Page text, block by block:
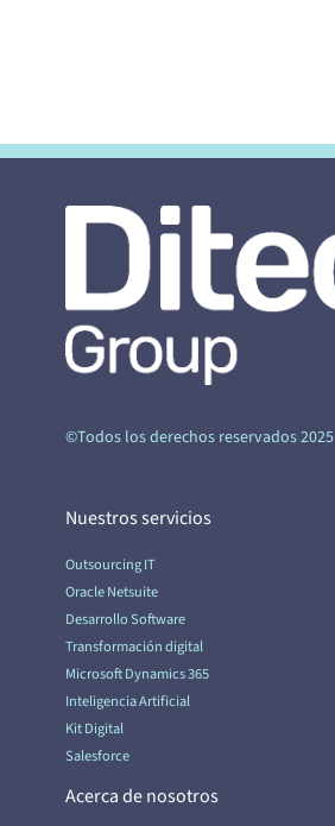
©Todos los derechos reservados 2025
Nuestros servicios
Outsourcing IT
Oracle Netsuite
Desarrollo Software
Transformación digital
Microsoft Dynamics 365
Inteligencia Artificial
Kit Digital
Salesforce
Acerca de nosotros